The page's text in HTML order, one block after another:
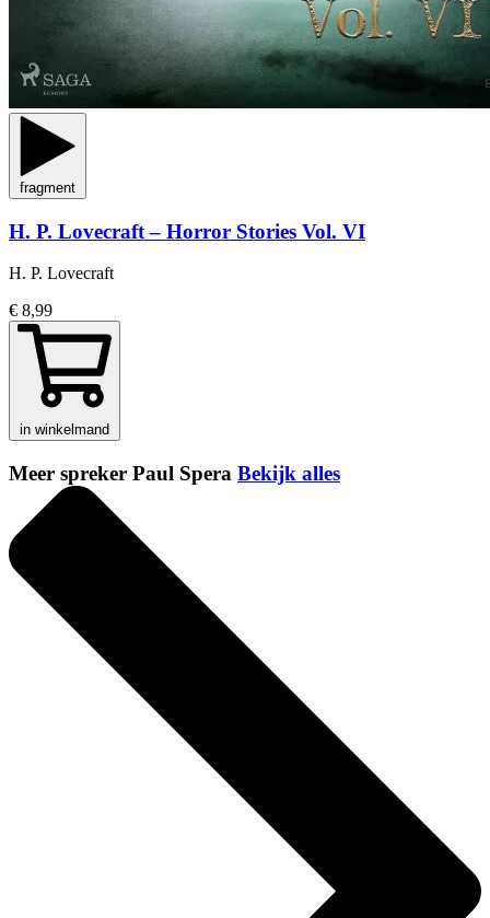
fragment
H. P. Lovecraft – Horror Stories Vol. VI
H. P. Lovecraft
€ 8,99
in winkelmand
Meer spreker Paul Spera Bekijk alles